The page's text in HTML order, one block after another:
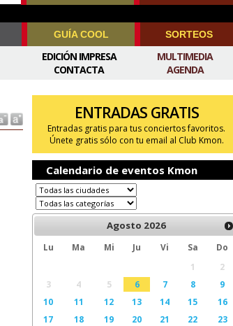
GUÍA COOL SORTEOS
MULTIMEDIA
AGENDA
EDICIÓN IMPRESA
CONTACTA
ENTRADAS GRATIS
Entradas gratis para tus conciertos favoritos.
Únete gratis sólo con tu email al Club Kmon.
Calendario de eventos Kmon
Agosto 2026
Lu Ma Mi Ju Vi Sa
Do
1
2
3
4 5 6 7 8
9
10
11 12 13 14 15
16
17
18 19 20 21 22
23